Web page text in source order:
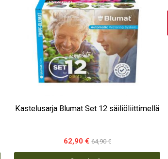
Kastelusarja Blumat Set 12 säiliöliittimellä
62,90 € 64,90 €